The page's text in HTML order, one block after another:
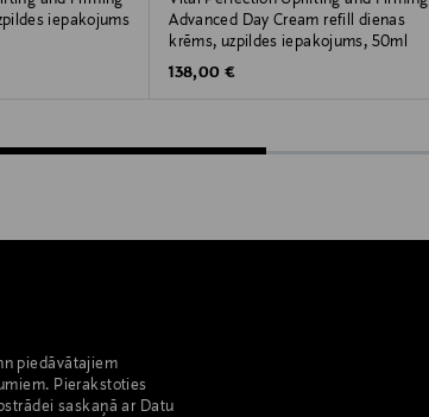
iepakojums
Advanced Day Cream refill dienas
krēms, uzpildes iepakojums, 50ml
Original Price
138,00 €
piedāvātajiem
Pierakstoties
saskaņā ar Datu